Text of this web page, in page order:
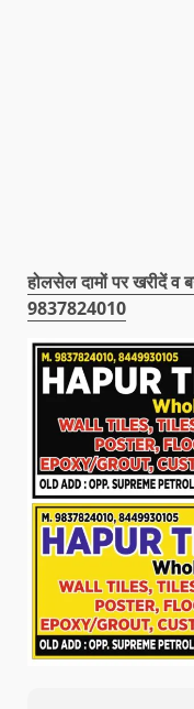
होलसेल दामों पर खरीदें
9837824010